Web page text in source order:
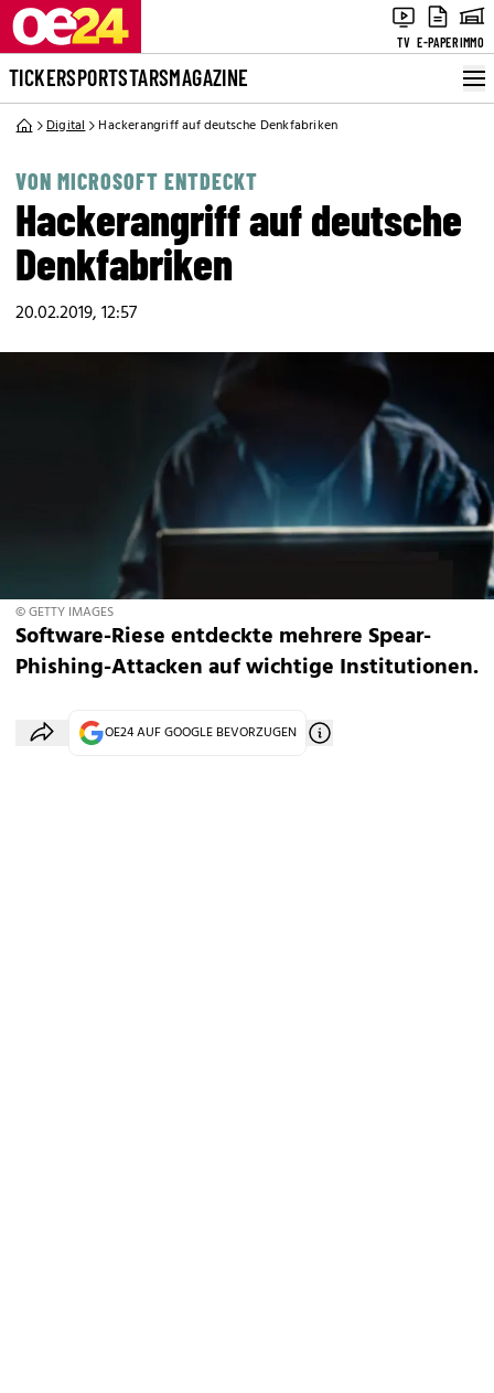
TV E-PAPERIMMO
TICKERSPORTSTARSMAGAZINE
Digital Hackerangriff auf deutsche Denkfabriken
VON MICROSOFT ENTDECKT
Hackerangriff auf deutsche
Denkfabriken
20.02.2019, 12:57
© GETTY IMAGES
Software-Riese entdeckte mehrere Spear-
Phishing-Attacken auf wichtige Institutionen.
OE24 AUF GOOGLE BEVORZUGEN